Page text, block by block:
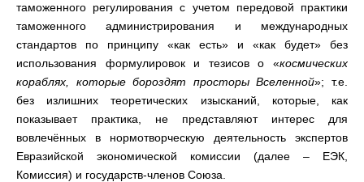
таможенного регулирования с учетом передовой практики
таможенного администрирования и международных
стандартов по принципу «как есть» и «как будет» без
использования формулировок и тезисов о «космических
кораблях, которые бороздят просторы Вселенной»; т.е.
без излишних теоретических изысканий, которые, как
показывает практика, не представляют интерес для
вовлечённых в нормотворческую деятельность экспертов
Евразийской экономической комиссии (далее – ЕЭК,
Комиссия) и государств-членов Союза.